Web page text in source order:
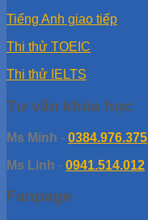
Tiếng Anh giao tiếp
Thi thử TOEIC
Thi thử IELTS
Tư vấn khóa học
Ms Minh - 0384.976.375
Ms Linh - 0941.514.012
Fanpage